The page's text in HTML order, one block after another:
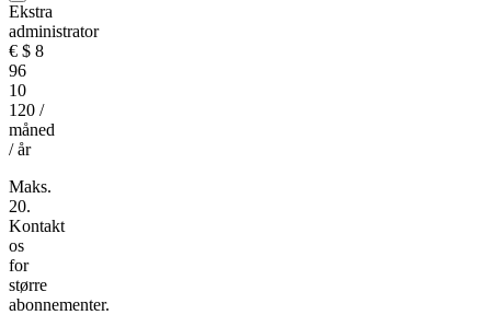
Ekstra
administrator
€ $ 8
96
10
120 /
måned
/ år
Maks.
20.
Kontakt
os
for
større
abonnementer.